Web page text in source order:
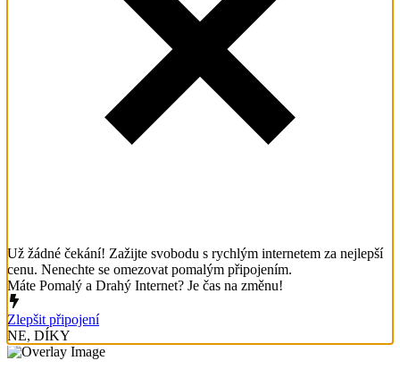
Už žádné čekání! Zažijte svobodu s rychlým internetem za nejlepší
cenu. Nenechte se omezovat pomalým připojením.
Máte Pomalý a Drahý Internet? Je čas na změnu!
Zlepšit připojení
NE, DÍKY